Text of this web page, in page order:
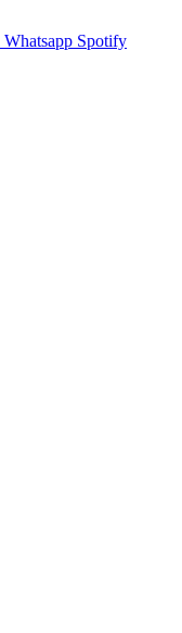
Whatsapp Spotify